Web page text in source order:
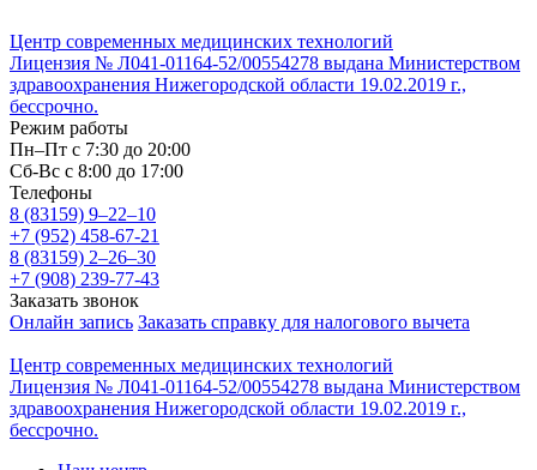
Центр современных медицинских технологий
Лицензия № Л041-01164-52/00554278 выдана Министерством
здравоохранения Нижегородской области 19.02.2019 г.,
бессрочно.
Режим работы
Пн–Пт с 7:30 до 20:00
Cб-Вс с 8:00 до 17:00
Телефоны
8 (83159) 9–22–10
+7 (952) 458-67-21
8 (83159) 2–26–30
+7 (908) 239-77-43
Заказать звонок
Онлайн запись Заказать справку для налогового вычета
Центр современных медицинских технологий
Лицензия № Л041-01164-52/00554278 выдана Министерством
здравоохранения Нижегородской области 19.02.2019 г.,
бессрочно.